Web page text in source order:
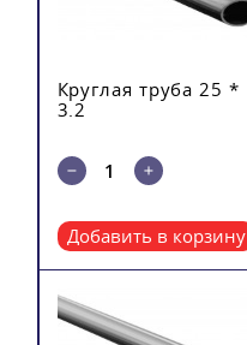
Круглая труба 25 *
3.2
Добавить в корзину